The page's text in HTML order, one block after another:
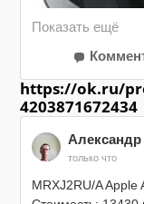
https://ok.ru/
4203871672434
только что
MRXJ2RU/A